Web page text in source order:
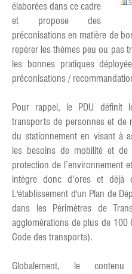
élaborées dans ce cadre
et propose des
préconisations en matière de
repérer les thèmes peu ou pas
les bonnes pratiques
préconisations /
Pour rappel, le PDU définit
transports de personnes et de
du stationnement en visant à
les besoins de mobilité et de
protection de l’environnement
intègre donc d’ores et déjà
L'établissement d'un Plan de
dans les Périmètres de
agglomérations de plus de
Code des transports).
Globalement, le